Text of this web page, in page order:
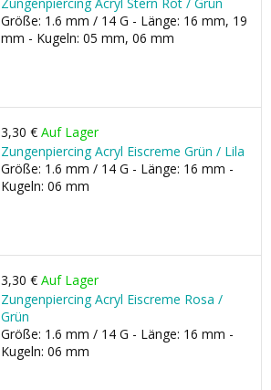
Größe: 1.6 mm / 14 G - Länge: 16 mm, 19
mm - Kugeln: 05 mm, 06 mm
3,30 € Auf Lager
Zungenpiercing Acryl Eiscreme Grün / Lila
Größe: 1.6 mm / 14 G - Länge: 16 mm -
Kugeln: 06 mm
3,30 € Auf Lager
Zungenpiercing Acryl Eiscreme Rosa /
Grün
Größe: 1.6 mm / 14 G - Länge: 16 mm -
Kugeln: 06 mm